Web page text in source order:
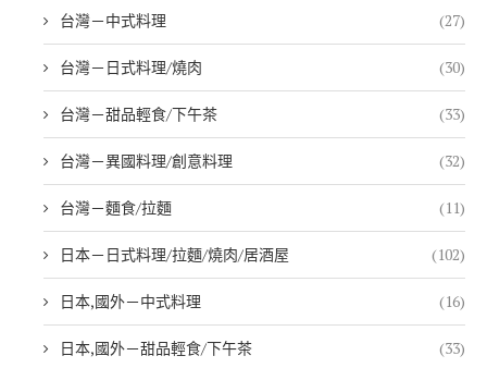
台灣－中式料理 (27)
台灣－日式料理/燒肉 (30)
台灣－甜品輕食/下午茶 (33)
台灣－異國料理/創意料理 (32)
台灣－麵食/拉麵 (11)
日本－日式料理/拉麵/燒肉/居酒屋 (102)
日本,國外－中式料理 (16)
日本,國外－甜品輕食/下午茶 (33)